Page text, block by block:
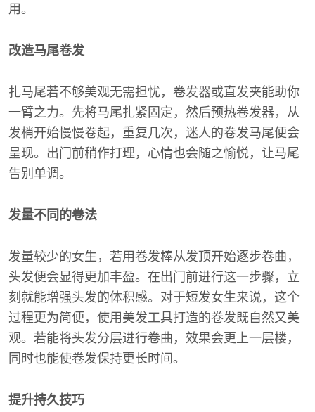
用。
改造马尾卷发
扎马尾若不够美观无需担忧，卷发器或直发夹能助你
一臂之力。先将马尾扎紧固定，然后预热卷发器，从
发梢开始慢慢卷起，重复几次，迷人的卷发马尾便会
呈现。出门前稍作打理，心情也会随之愉悦，让马尾
告别单调。
发量不同的卷法
发量较少的女生，若用卷发棒从发顶开始逐步卷曲，
头发便会显得更加丰盈。在出门前进行这一步骤，立
刻就能增强头发的体积感。对于短发女生来说，这个
过程更为简便，使用美发工具打造的卷发既自然又美
观。若能将头发分层进行卷曲，效果会更上一层楼，
同时也能使卷发保持更长时间。
提升持久技巧